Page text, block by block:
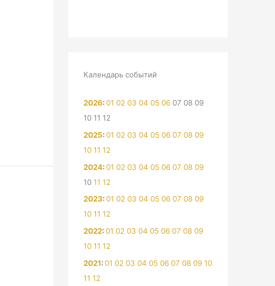
Календарь событий
2026: 01 02 03 04 05 06 07 08 09
10 11 12
2025: 01 02 03 04 05 06 07 08 09
10 11 12
2024: 01 02 03 04 05 06 07 08 09
10 11 12
2023: 01 02 03 04 05 06 07 08 09
10 11 12
2022: 01 02 03 04 05 06 07 08 09
10 11 12
2021: 01 02 03 04 05 06 07 08 09 10
11 12